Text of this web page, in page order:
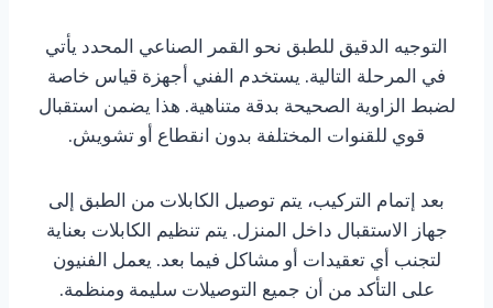
التوجيه الدقيق للطبق نحو القمر الصناعي المحدد يأتي
في المرحلة التالية. يستخدم الفني أجهزة قياس خاصة
لضبط الزاوية الصحيحة بدقة متناهية. هذا يضمن استقبال
قوي للقنوات المختلفة بدون انقطاع أو تشويش.
بعد إتمام التركيب، يتم توصيل الكابلات من الطبق إلى
جهاز الاستقبال داخل المنزل. يتم تنظيم الكابلات بعناية
لتجنب أي تعقيدات أو مشاكل فيما بعد. يعمل الفنيون
على التأكد من أن جميع التوصيلات سليمة ومنظمة.